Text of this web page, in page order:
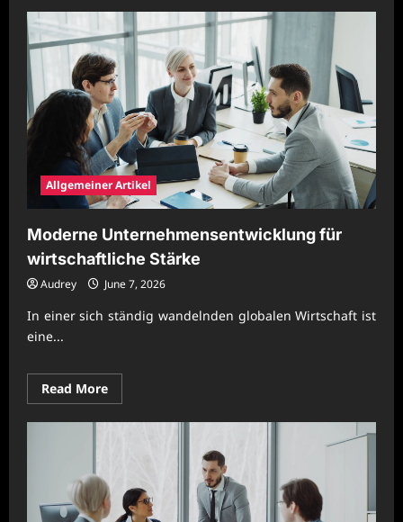
Wirtschaftliche
Unternehmensmodelle
für
resiliente
Arbeitswelten
Allgemeiner Artikel
Moderne Unternehmensentwicklung für
wirtschaftliche Stärke
Audrey June 7, 2026
In einer sich ständig wandelnden globalen Wirtschaft ist
eine...
Read MoreRead
more
Moderne